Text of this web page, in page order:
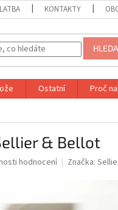
KONTAKTY
Ostatní Proč
& Bellot
hodnocení Značka: